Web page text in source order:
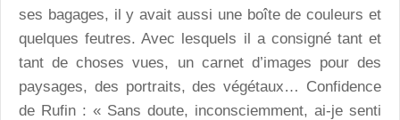
ses bagages, il y avait aussi une boîte de couleurs et
quelques feutres. Avec lesquels il a consigné tant et
tant de choses vues, un carnet d’images pour des
paysages, des portraits, des végétaux… Confidence
de Rufin : « Sans doute, inconsciemment, ai-je senti